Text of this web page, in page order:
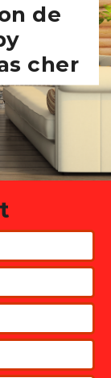
de
cher